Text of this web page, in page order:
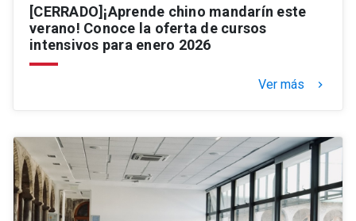
[CERRADO]¡Aprende chino mandarín este
verano! Conoce la oferta de cursos
intensivos para enero 2026
Ver más keyboard_arrow_right